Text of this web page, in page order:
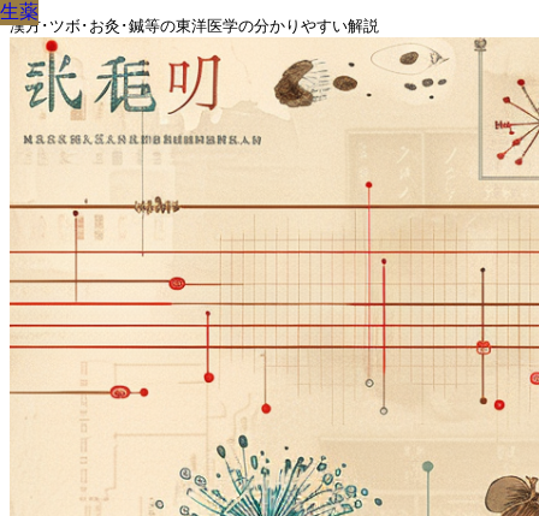
漢方･ツボ･お灸･鍼等の東洋医学の分かりやすい解説
生薬
生薬
生薬
生薬
生薬
生薬
生薬
生薬
生薬